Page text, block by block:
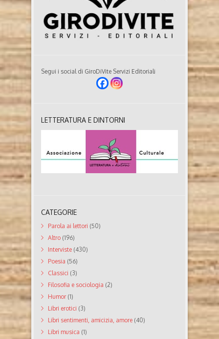
Segui i social di GiroDiVite Servizi Editoriali
LETTERATURA E DINTORNI
CATEGORIE
Parola ai lettori (50)
Altro (196)
Interviste (430)
Poesia (56)
Classici (3)
Filosofia e sociologia (2)
Humor(1)
Libri erotici (3)
Libri sentimenti, amicizia, amore (40)
Libri musica (1)